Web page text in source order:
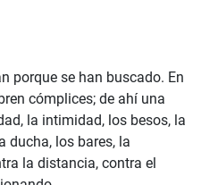
porque se han buscado. En
cómplices; de ahí una
la intimidad, los besos, la
ducha, los bares, la
la distancia, contra el